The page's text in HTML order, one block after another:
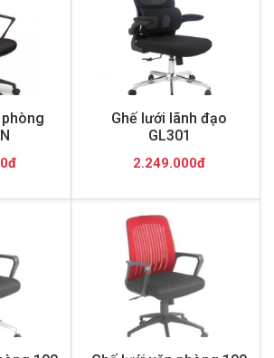
Ghế lưới lãnh đạo
GL301
2.249.000đ